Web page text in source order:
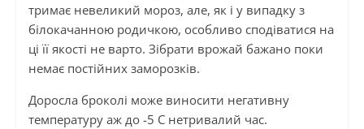
тримає невеликий мороз, але, як і у випадку з
білокачанною родичкою, особливо сподіватися на
ці її якості не варто. Зібрати врожай бажано поки
немає постійних заморозків.
Доросла броколі може виносити негативну
температуру аж до -5 C нетривалий час.